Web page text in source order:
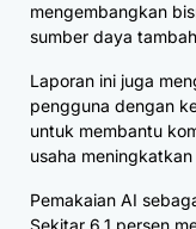
mengembangkan
sumber daya
Laporan ini juga
pengguna dengan
untuk membantu
usaha
Pemakaian AI
Sekitar 6,1 persen